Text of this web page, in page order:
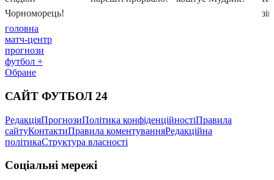
головна
матч-центр
прогнози
футбол +
Обране
САЙТ ФУТБОЛ 24
РедакціяПрогнозиПолітика конфіденційностіПравила
сайтуКонтактиПравила коментуванняРедакційна
політикаСтруктура власності
Соціальні мережі